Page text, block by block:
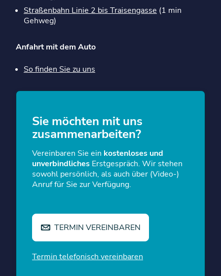
Straßenbahn Linie 2 bis Traisengasse (1 min
Gehweg)
Anfahrt mit dem Auto
So finden Sie zu uns
Sie möchten mit uns
zusammen­arbeiten?
Vereinbaren Sie ein kostenloses und
unverbindliches Erstgespräch. Wir stehen
sowohl persönlich, als auch über (Video-)
Anruf für Sie zur Verfügung.
TERMIN VEREINBAREN
Termin telefonisch vereinbaren